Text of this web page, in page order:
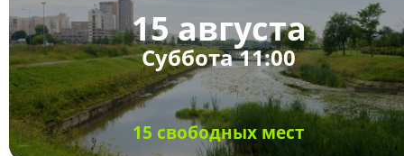
15 августа
Суббота 11:00
15 свободных мест